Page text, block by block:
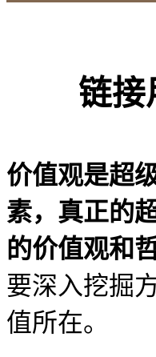
链接
价值观是超
素， 真正的
的价值观和
要深入挖掘
值所在。